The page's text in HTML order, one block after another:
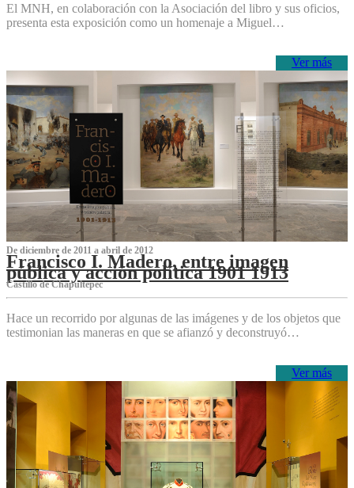
El MNH, en colaboración con la Asociación del libro y sus oficios,
presenta esta exposición como un homenaje a Miguel…
Ver más
De diciembre de 2011 a abril de 2012
Francisco I. Madero, entre imagen
pública y acción política 1901 1913
Castillo de Chapultepec
Hace un recorrido por algunas de las imágenes y de los objetos que
testimonian las maneras en que se afianzó y deconstruyó…
Ver más